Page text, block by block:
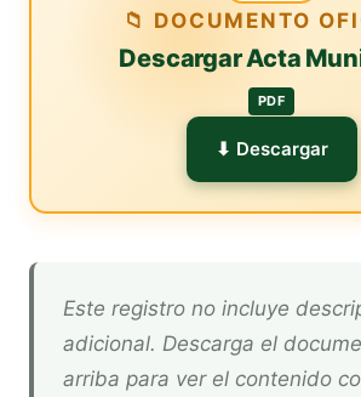
📁 DOCUMENTO
Descargar Acta
PDF
⬇ Descargar
Este registro no incluye descripción
adicional. Descarga el
arriba para ver el contenido